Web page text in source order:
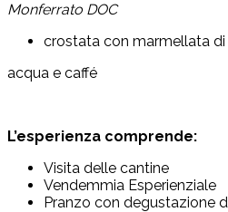
Monferrato DOC
crostata con marmellata
acqua e caffé
L’esperienza comprende:
Visita delle cantine
Vendemmia Esperienziale
Pranzo con degustazione